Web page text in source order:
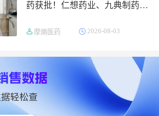
药获批！仁想药业、九典制药同
摩熵医药 2026-08-03